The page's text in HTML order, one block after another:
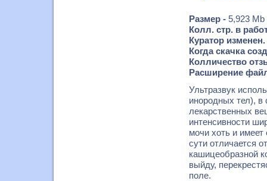
Размер - 5,923 Mb
Колл. стр. в
Куратор
Когда скачка
Колличество
Расширение
Ультразвук
инородных тел), в
лекарственных
интенсивности
мочи хоть и
сути отличается
кашицеобразной
выйду,
поле.